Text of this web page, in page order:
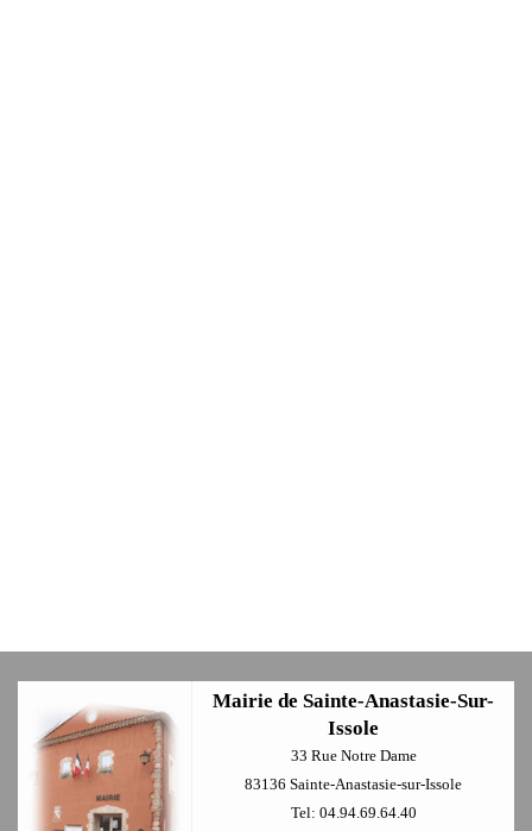
Mairie de Sainte-Anastasie-Sur-
Issole
33 Rue Notre Dame
83136 Sainte-Anastasie-sur-Issole
Tel: 04.94.69.64.40